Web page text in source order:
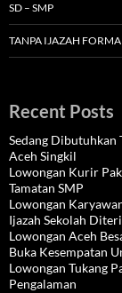
SD – SMP
TANPA IJAZAH
Recent Posts
Sedang Dibutuhkan
Aceh Singkil
Lowongan Kurir
Tamatan SMP
Lowongan
Ijazah Sekolah
Lowongan Aceh
Buka Kesempatan
Lowongan Tukang
Pengalaman